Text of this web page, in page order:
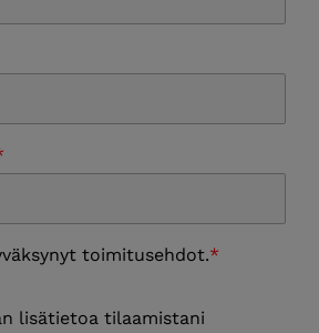
toimitusehdot.
lisätietoa tilaamistani